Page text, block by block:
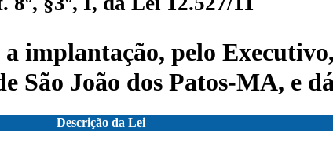
a implantação, pelo
São João dos Patos-MA, e
Descrição da Lei